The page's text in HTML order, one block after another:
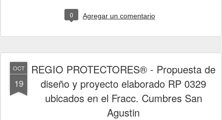
0 Agregar un comentario
OCT
19
REGIO PROTECTORES® - Propuesta de
diseño y proyecto elaborado RP 0329
ubicados en el Fracc. Cumbres San
Agustin